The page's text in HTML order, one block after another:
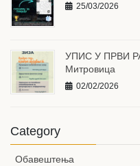
25/03/2026
УПИС У ПРВИ
Митровица
02/02/2026
Category
Обавештења